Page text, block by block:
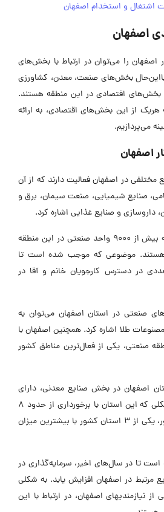
اشتغال و استخدام اصفهان
اصفهان
اصفهان را می‌توان در ارتباط با بخش‌های
بخش‌های صنعت، معدن، کشاورزی
بخش‌های اقتصادی در این منطقه هستند.
هریک از این بخش‌های اقتصادی، به ارائه
می‌پردازیم.
اصفهان
در اصفهان فعالیت دارند که از آن
صنایع شیمیایی، صنعت سیمان، برق و
داروسازی و صنایع غذایی اشاره کرد.
آمارها حاکی از آن است که بیش از 9000 واحد صنعتی در این منطقه
هستند. موضوعی که موجب شده است تا
در دسترس کارجویان خانم و آقا در
صنعتی در استان اصفهان می‌توان به
طلا اشاره کرد. همچنین اصفهان با
از حدود 70 منطقه صنعتی، یکی از فعال‌ترین مناطق کشور
اصفهان در بخش صنایع معدنی، دارای
جایگاه ویژه‌ای است. به شکلی که این استان با برخورداری از حدود 8
درصد از ذخایر معدنی کشور، یکی از 3 استان کشور با بیشترین میزان
تا در سال‌های اخیر، سرمایه‌گذاری در
مرتبط در اصفهان افزایش یابد. به شکلی
نیازمندیهای اصفهان، در ارتباط با این